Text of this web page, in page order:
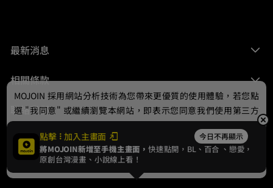
最新消息
相關條款
聯絡我們
© 2024 gamania Digital Entertainment Co., Ltd.
點擊 加入主畫面 今日不再顯示
將MOJOIN新增至手機主畫面，快速點開，BL、 百合 、戀愛，
原創台灣漫畫、小說線上看！
MOJOIN 採用網站分析技術為您帶來更優質的使用體驗，若您點
選 "我同意" 或繼續瀏覽本網站，即表示您同意我們使用第三方
Cookie，欲瞭解更多資訊請見隱私權政策。
我同意